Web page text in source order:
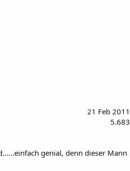
21 Feb 2011
5.683
genial, denn dieser Mann